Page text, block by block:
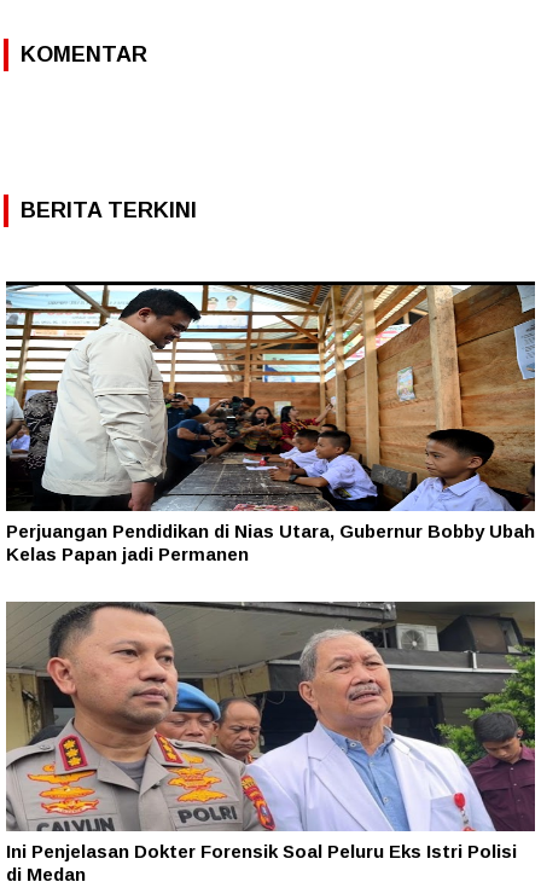
KOMENTAR
BERITA TERKINI
Perjuangan Pendidikan di Nias Utara, Gubernur Bobby Ubah
Kelas Papan jadi Permanen
Ini Penjelasan Dokter Forensik Soal Peluru Eks Istri Polisi
di Medan